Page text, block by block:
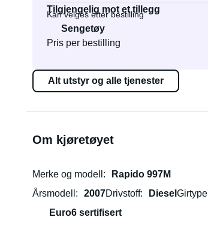
Tilgjengelig mot et tillegg
Kan velges etter bestilling
Sengetøy
Pris per bestilling
Alt utstyr og alle tjenester
Om kjøretøyet
Merke og modell
Rapido 997M
Årsmodell
2007Drivstoff Diesel Girtype
Euro6 sertifisert